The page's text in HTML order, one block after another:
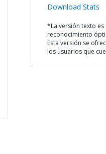
Download Stats
*La versión texto
reconocimiento
Esta versión se
los usuarios que